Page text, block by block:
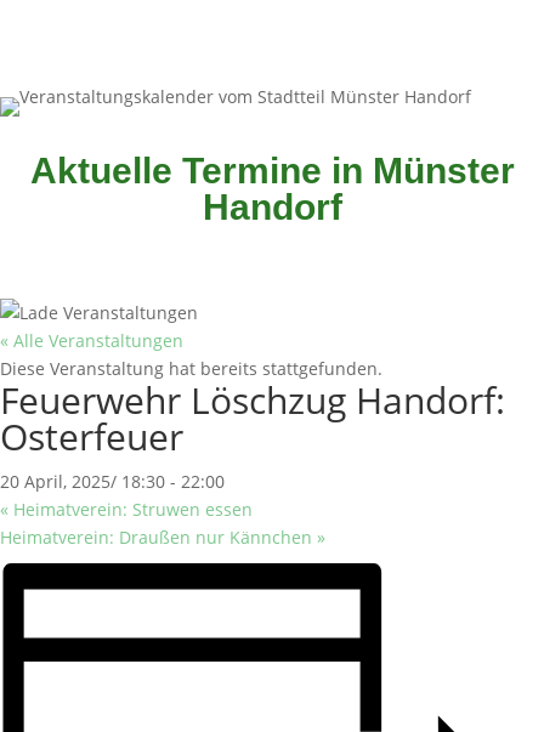
Aktuelle Termine in Münster
Handorf
« Alle Veranstaltungen
Diese Veranstaltung hat bereits stattgefunden.
Feuerwehr Löschzug Handorf:
Osterfeuer
20 April, 2025/ 18:30 - 22:00
« Heimatverein: Struwen essen
Heimatverein: Draußen nur Kännchen »